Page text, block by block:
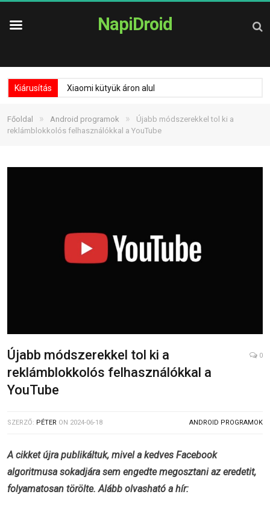
NapiDroid
Kiárusítás Xiaomi kütyük áron alul
Főoldal » Android programok »
Újabb módszerekkel tol ki a
reklámblokkolós felhasználókkal a YouTube
Újabb módszerekkel tol ki a
reklámblokkolós felhasználókkal a
YouTube
0
SZERZŐ: PÉTER ON 2024-06-18 ANDROID PROGRAMOK
A cikket újra publikáltuk, mivel a kedves Facebook
algoritmusa sokadjára sem engedte megosztani az eredetit,
folyamatosan törölte. Alább olvasható a hír: